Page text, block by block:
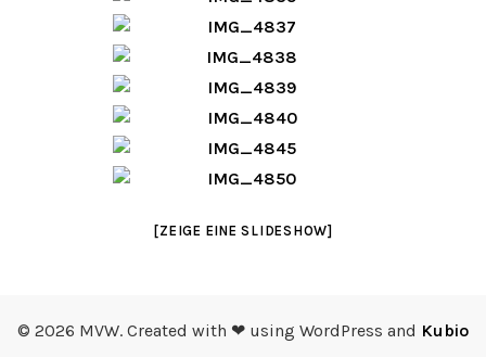
[ZEIGE EINE SLIDESHOW]
© 2026 MVW. Created with ❤ using WordPress and Kubio